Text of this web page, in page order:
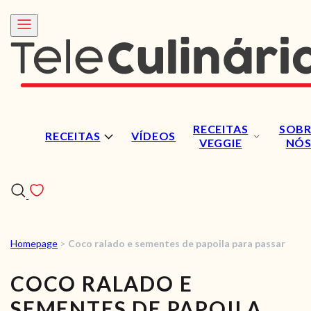
RECEITAS VÍDEOS
RECEITAS
VEGGIE
NÓS
RECEITAS
VÍDEOS
Homepage > Coco ralado e sementes de papoila para passar
COCO RALADO E